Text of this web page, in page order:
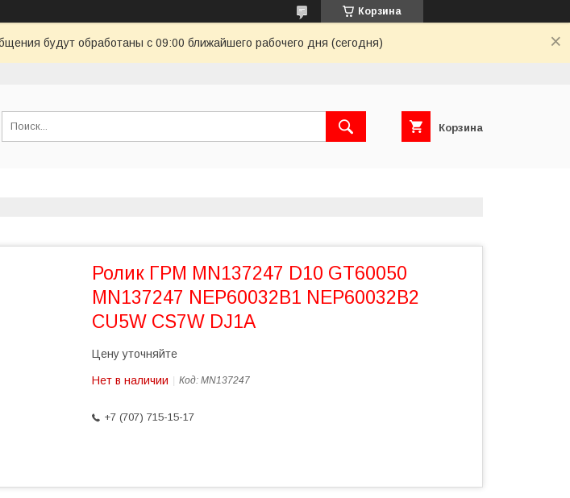
Корзина
будут обработаны с 09:00 ближайшего рабочего дня (сегодня)
Корзина
Ролик ГРМ MN137247 D10 GT60050
MN137247 NEP60032B1 NEP60032B2
CU5W CS7W DJ1A
Цену уточняйте
Нет в наличии Код: MN137247
+7 (707) 715-15-17